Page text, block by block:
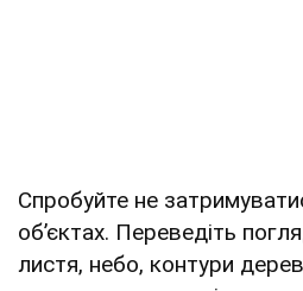
Спробуйте не
об’єктах. Переведіть
листя, небо, контури